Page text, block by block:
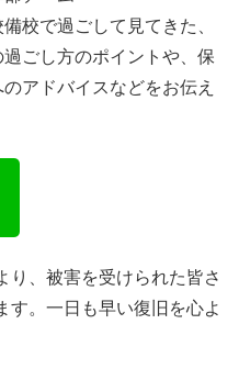
校で過ごして見てきた、
過ごし方のポイントや、保
アドバイスなどをお伝え
り、被害を受けられた皆さ
す。一日も早い復旧を心よ